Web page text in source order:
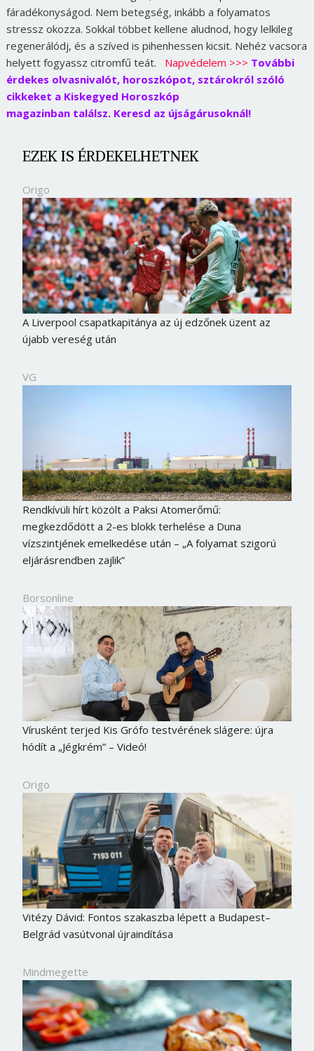
fáradékonyságod. Nem betegség, inkább a folyamatos
stressz okozza. Sokkal többet kellene aludnod, hogy lelkileg
regenerálódj, és a szíved is pihenhessen kicsit. Nehéz vacsora
helyett fogyassz citromfű teát. Napvédelem >>> További
érdekes olvasnivalót, horoszkópot, sztárokról szóló
cikkeket a Kiskegyed Horoszkóp
magazinban találsz. Keresd az újságárusoknál!
EZEK IS ÉRDEKELHETNEK
Origo
A Liverpool csapatkapitánya az új edzőnek üzent az
újabb vereség után
VG
Rendkívüli hírt közölt a Paksi Atomerőmű:
megkezdődött a 2-es blokk terhelése a Duna
vízszintjének emelkedése után – „A folyamat szigorú
eljárásrendben zajlik”
Borsonline
Vírusként terjed Kis Grófo testvérének slágere: újra
hódít a „Jégkrém” – Videó!
Origo
Vitézy Dávid: Fontos szakaszba lépett a Budapest–
Belgrád vasútvonal újraindítása
Mindmegette